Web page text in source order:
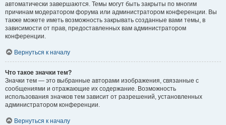
автоматически завершаются. Темы могут быть закрыты по многим
причинам модератором форума или администратором конференции. Вы
также можете иметь возможность закрывать созданные вами темы, в
зависимости от прав, предоставленных вам администратором
конференции.
Вернуться к началу
Что такое значки тем?
Значки тем — это выбранные авторами изображения, связанные с
сообщениями и отражающие их содержание. Возможность
использования значков тем зависит от разрешений, установленных
администратором конференции.
Вернуться к началу